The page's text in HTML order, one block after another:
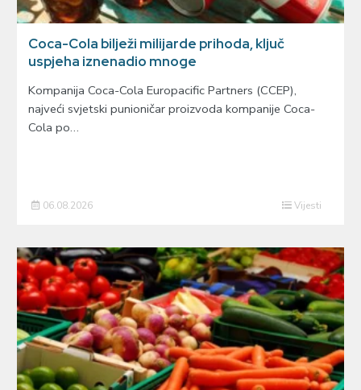
Coca-Cola bilježi milijarde prihoda, ključ
uspjeha iznenadio mnoge
Kompanija Coca-Cola Europacific Partners (CCEP),
najveći svjetski punioničar proizvoda kompanije Coca-
Cola po…
06.08.2026 Vijesti